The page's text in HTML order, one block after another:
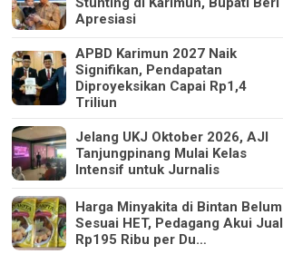
Apresiasi
APBD Karimun 2027 Naik
Signifikan, Pendapatan
Diproyeksikan Capai Rp1,4
Triliun
Jelang UKJ Oktober 2026, AJI
Tanjungpinang Mulai Kelas
Intensif untuk Jurnalis
Harga Minyakita di Bintan Belum
Sesuai HET, Pedagang Akui Jual
Rp195 Ribu per Du…